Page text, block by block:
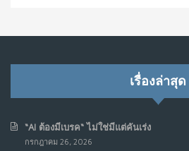
รัฐอาจเป็นจุดเริ่มต้นของ “ขบวน
เรื่องล่าสุด
“AI ต้องมีเบรค“ ไม่ใช่มีแต่คันเร่ง
กรกฎาคม 26, 2026